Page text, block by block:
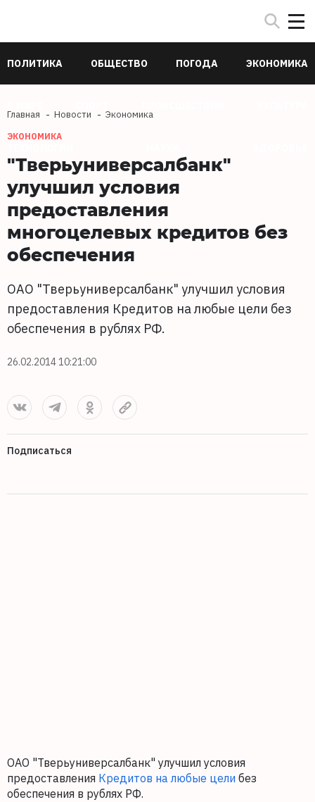
ПОЛИТИКА ОБЩЕСТВО ПОГОДА ЭКОНОМИКА
Главная Новости Экономика
ЭКОНОМИКА
"Тверьуниверсалбанк"
улучшил условия
предоставления
многоцелевых кредитов без
обеспечения
ОАО "Тверьуниверсалбанк" улучшил условия
предоставления Кредитов на любые цели без
обеспечения в рублях РФ.
26.02.2014 10:21:00
Подписаться
ОАО "Тверьуниверсалбанк" улучшил условия
предоставления Кредитов на любые цели без
обеспечения в рублях РФ.